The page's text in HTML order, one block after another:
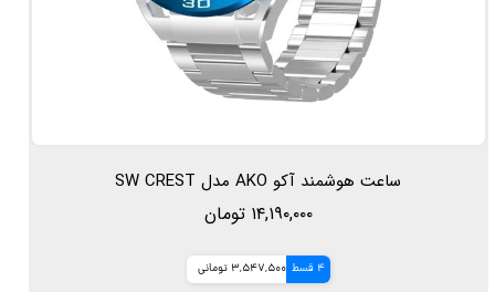
ساعت هوشمند آکو AKO مدل SW CREST
۱۴,۱۹۰,۰۰۰ تومان
4 قسط 3,547,500 تومانی